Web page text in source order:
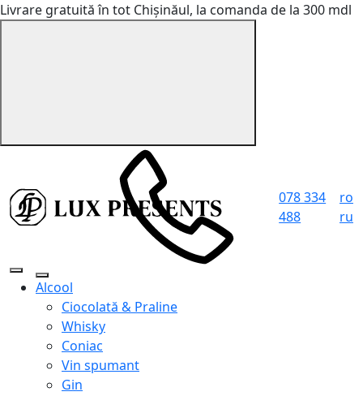
Livrare gratuită în tot Chișinăul, la comanda de la 300 mdl
078 334
488
ro
ru
Alcool
Ciocolată & Praline
Whisky
Coniac
Vin spumant
Gin